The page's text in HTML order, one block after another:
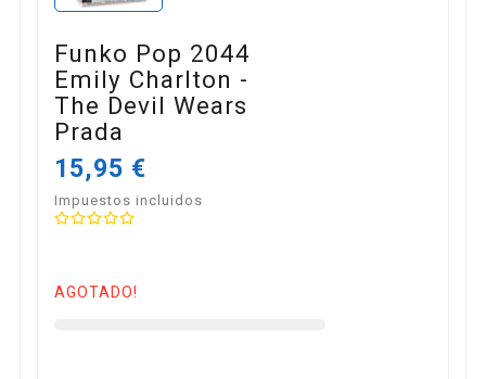
Funko Pop 2044
Emily Charlton -
The Devil Wears
Prada
15,95 €
Impuestos incluidos
AGOTADO!